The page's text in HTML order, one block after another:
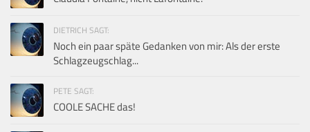
DIETRICH SAGT:
Noch ein paar späte Gedanken von mir: Als der erste
Schlagzeugschlag...
PETE SAGT:
COOLE SACHE das!